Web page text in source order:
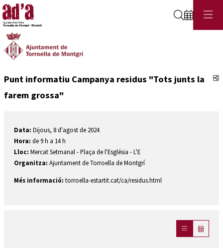
Cerca
Punt informatiu Campanya residus "Tots junts la
farem grossa"
Data: Dijous, 8 d'agost de 2024
Hora: de 9 h a 14 h
Lloc: Mercat Setmanal - Plaça de l'Església - L'E
Organitza: Ajuntament de Torroella de Montgrí
Més informació: torroella-estartit.cat/ca/residus.html